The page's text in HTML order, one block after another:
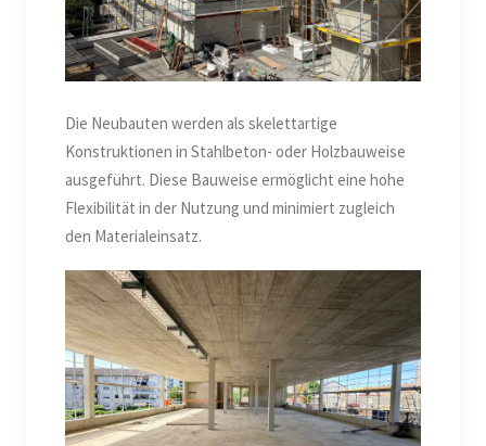
Die Neubauten werden als skelettartige
Konstruktionen in Stahlbeton- oder Holzbauweise
ausgeführt. Diese Bauweise ermöglicht eine hohe
Flexibilität in der Nutzung und minimiert zugleich
den Materialeinsatz.